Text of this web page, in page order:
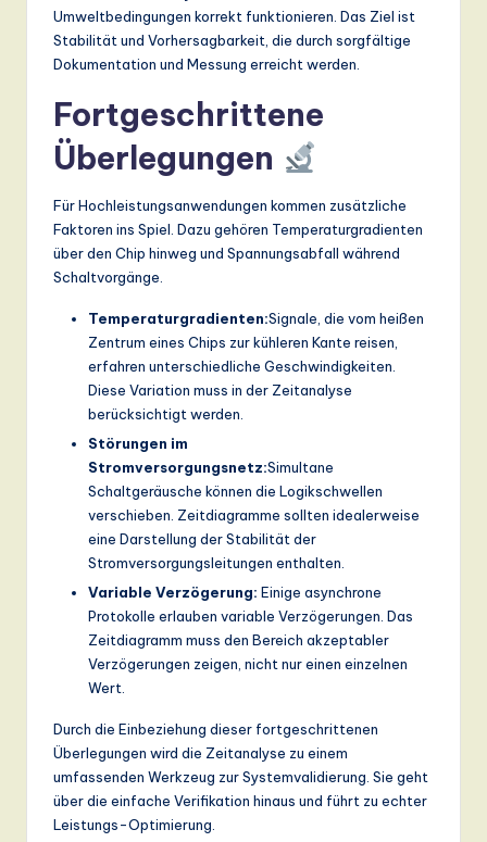
Umweltbedingungen korrekt funktionieren. Das Ziel ist
Stabilität und Vorhersagbarkeit, die durch sorgfältige
Dokumentation und Messung erreicht werden.
Fortgeschrittene
Überlegungen
Für Hochleistungsanwendungen kommen zusätzliche
Faktoren ins Spiel. Dazu gehören Temperaturgradienten
über den Chip hinweg und Spannungsabfall während
Schaltvorgänge.
Temperaturgradienten:Signale, die vom heißen
Zentrum eines Chips zur kühleren Kante reisen,
erfahren unterschiedliche Geschwindigkeiten.
Diese Variation muss in der Zeitanalyse
berücksichtigt werden.
Störungen im
Stromversorgungsnetz:Simultane
Schaltgeräusche können die Logikschwellen
verschieben. Zeitdiagramme sollten idealerweise
eine Darstellung der Stabilität der
Stromversorgungsleitungen enthalten.
Variable Verzögerung: Einige asynchrone
Protokolle erlauben variable Verzögerungen. Das
Zeitdiagramm muss den Bereich akzeptabler
Verzögerungen zeigen, nicht nur einen einzelnen
Wert.
Durch die Einbeziehung dieser fortgeschrittenen
Überlegungen wird die Zeitanalyse zu einem
umfassenden Werkzeug zur Systemvalidierung. Sie geht
über die einfache Verifikation hinaus und führt zu echter
Leistungs-Optimierung.